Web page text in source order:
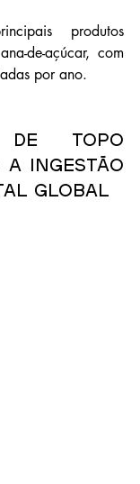
produtos
de-açúcar, com
por ano.
de Topo
a Ingestão
Global